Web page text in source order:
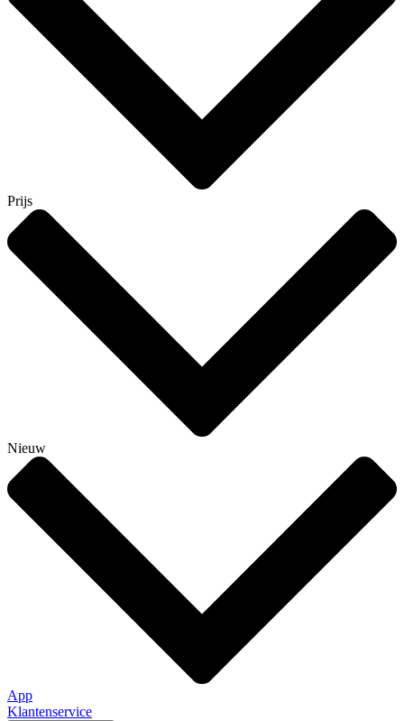
Prijs
Nieuw
App
Klantenservice